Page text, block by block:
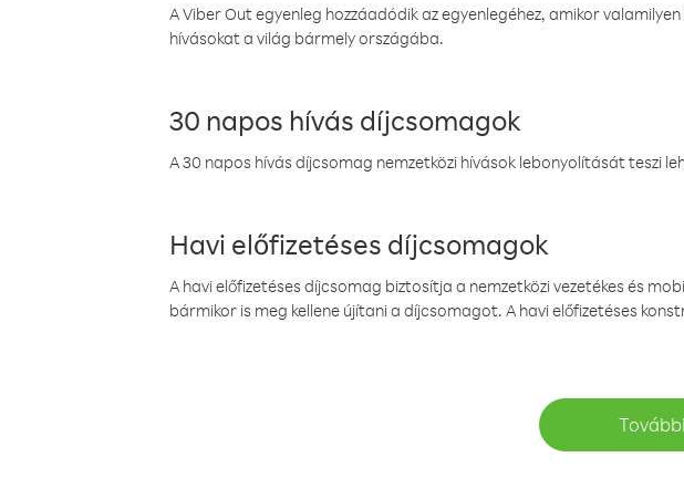
A Viber Out egyenleg hozzáadódik az egyenlegéhez, amikor
hívásokat a világ bármely országába.
30 napos hívás díjcsomagok
A 30 napos hívás díjcsomag nemzetközi hívások lebonyolítását teszi
Havi előfizetéses díjcsomagok
A havi előfizetéses díjcsomag biztosítja a nemzetközi vezetékes és
bármikor is meg kellene újítani a díjcsomagot. A havi előfizetéses